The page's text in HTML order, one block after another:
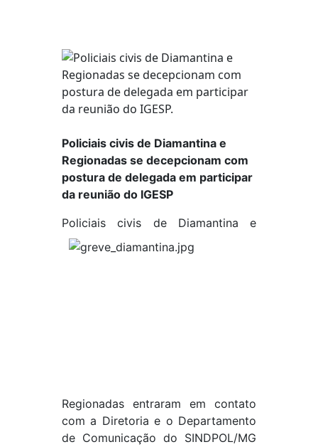
Policiais civis de Diamantina e
Regionadas se decepcionam com
postura de delegada em participar
da reunião do IGESP
Policiais civis de Diamantina e
Regionadas entraram em contato
com a Diretoria e o Departamento
de Comunicação do SINDPOL/MG